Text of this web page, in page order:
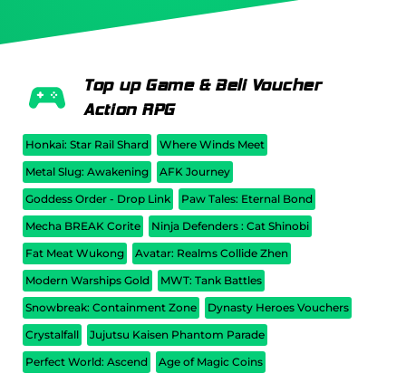
Top up Game & Beli Voucher
Action RPG
Honkai: Star Rail Shard
Where Winds Meet
Metal Slug: Awakening
AFK Journey
Goddess Order - Drop Link
Paw Tales: Eternal Bond
Mecha BREAK Corite
Ninja Defenders : Cat Shinobi
Fat Meat Wukong
Avatar: Realms Collide Zhen
Modern Warships Gold
MWT: Tank Battles
Snowbreak: Containment Zone
Dynasty Heroes Vouchers
Crystalfall
Jujutsu Kaisen Phantom Parade
Perfect World: Ascend
Age of Magic Coins